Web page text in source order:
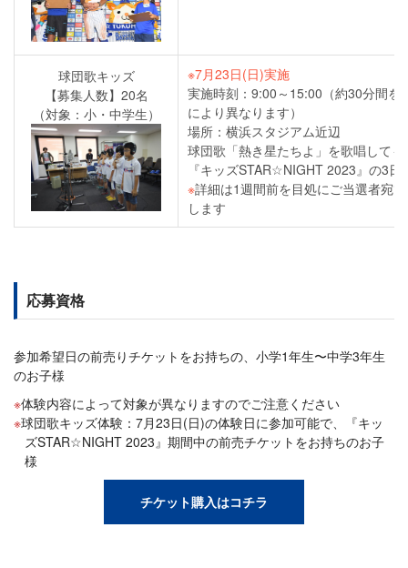
球団歌キッズ
【募集人数】20名
（対象：小・中学生）
※7月23日(日)実施
実施時刻：9:00～15:00（約30分間を
により異なります）
場所：横浜スタジアム近辺
球団歌「熱き星たちよ」を歌唱して
『キッズSTAR☆NIGHT 2023』の3
※詳細は1週間前を目処にご当選者宛
します
応募資格
参加希望日の前売りチケットをお持ちの、小学1年生〜中学3年生
のお子様
体験内容によって対象が異なりますのでご注意ください
球団歌キッズ体験：7月23日(日)の体験日に参加可能で、『キッ
ズSTAR☆NIGHT 2023』期間中の前売チケットをお持ちのお子
様
チケット購入はコチラ